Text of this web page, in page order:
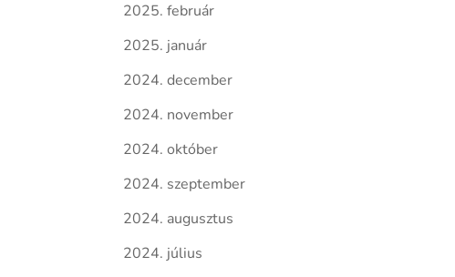
2025. február
2025. január
2024. december
2024. november
2024. október
2024. szeptember
2024. augusztus
2024. július